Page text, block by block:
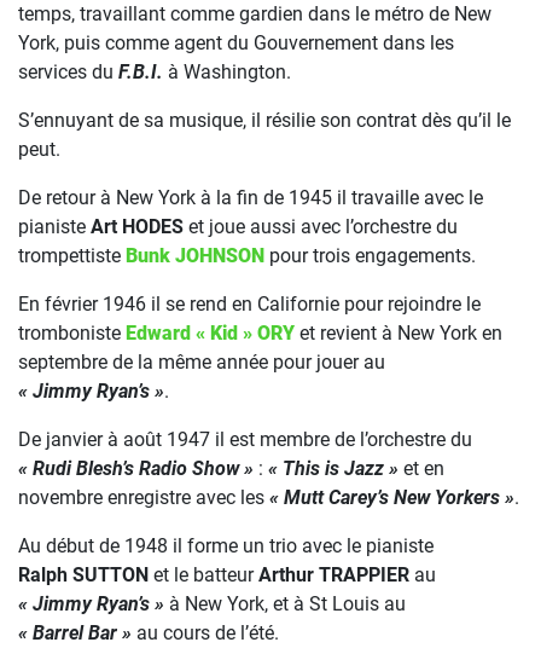
temps, travaillant comme gardien dans le métro de New
York, puis comme agent du Gouvernement dans les
services du F.B.I. à Washington.
S’ennuyant de sa musique, il résilie son contrat dès qu’il le
peut.
De retour à New York à la fin de 1945 il travaille avec le
pianiste Art HODES et joue aussi avec l’orchestre du
trompettiste Bunk JOHNSON pour trois engagements.
En février 1946 il se rend en Californie pour rejoindre le
tromboniste Edward « Kid » ORY et revient à New York en
septembre de la même année pour jouer au
« Jimmy Ryan’s ».
De janvier à août 1947 il est membre de l’orchestre du
« Rudi Blesh’s Radio Show » : « This is Jazz » et en
novembre enregistre avec les « Mutt Carey’s New Yorkers ».
Au début de 1948 il forme un trio avec le pianiste
Ralph SUTTON et le batteurArthur TRAPPIER au
« Jimmy Ryan’s » à New York, et à St Louis au
« Barrel Bar » au cours de l’été.